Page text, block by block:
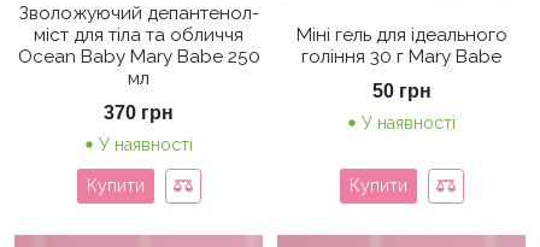
Зволожуючий депантенол-
міст для тіла та обличчя
Ocean Baby Mary Babe 250
мл
370 грн
У наявності
Купити
Міні гель для ідеального
гоління 30 г Mary Babe
50 грн
У наявності
Купити